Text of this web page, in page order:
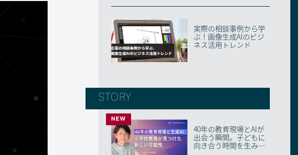
実際の相談事例から学
ぶ！画像生成AIのビジ
ネス活用トレンド
STORY
NEW
40年の教育現場とAIが
出会う瞬間。子どもに
向き合う時間を生み出